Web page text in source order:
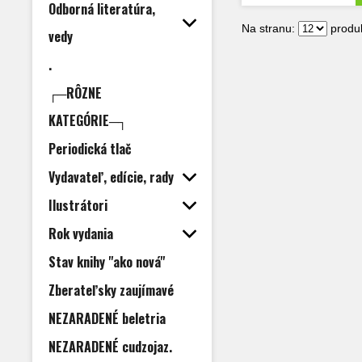
Odborná literatúra,
vedy
.
┌─RÔZNE
KATEGÓRIE─┐
Periodická tlač
Vydavateľ, edície, rady
Ilustrátori
Rok vydania
Stav knihy "ako nová"
Zberateľsky zaujímavé
NEZARADENÉ beletria
NEZARADENÉ cudzojaz.
Na stranu: